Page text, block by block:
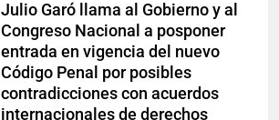
Julio Garó llama al Gobierno y al
Congreso Nacional a posponer
entrada en vigencia del nuevo
Código Penal por posibles
contradicciones con acuerdos
internacionales de derechos